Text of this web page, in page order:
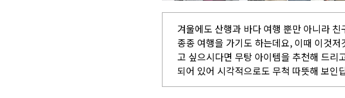
겨울에도 산행과 바다 여행 뿐만 아니라
종종 여행을 가기도 하는데요, 이때 이것
고 싶으시다면 무탕 아이템을 추천해 드리
되어 있어 시각적으로도 무척 따뜻해 보인